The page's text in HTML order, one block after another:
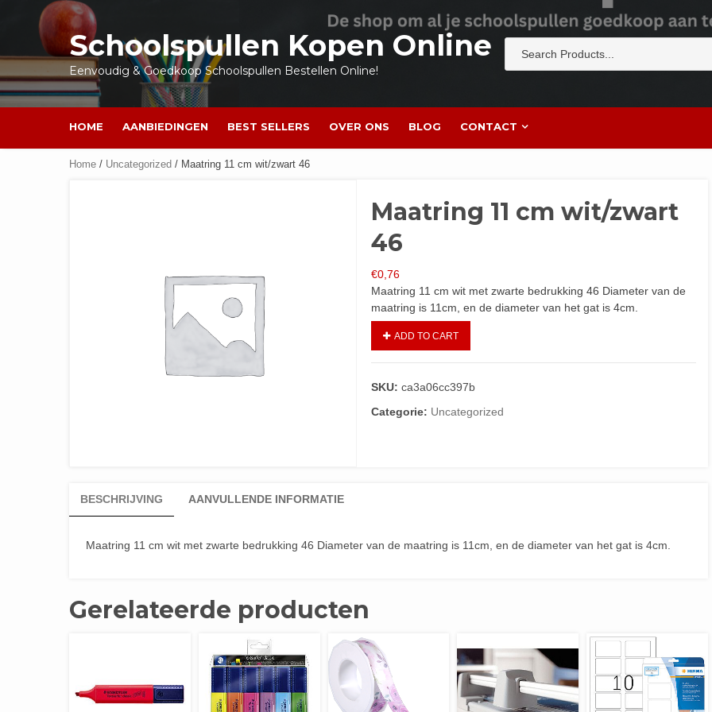
inhoud
Schoolspullen Kopen Online
Eenvoudig & Goedkoop Schoolspullen Bestellen Online!
HOME AANBIEDINGEN BEST SELLERS OVER ONS BLOG CONTACT
Home / Uncategorized / Maatring 11 cm wit/zwart 46
Maatring 11 cm wit/zwart
46
€0,76
Maatring 11 cm wit met zwarte bedrukking 46 Diameter van de
maatring is 11cm, en de diameter van het gat is 4cm.
ADD TO CART
SKU: ca3a06cc397b
Categorie: Uncategorized
BESCHRIJVING AANVULLENDE INFORMATIE
Maatring 11 cm wit met zwarte bedrukking 46 Diameter van de maatring is 11cm, en de diameter van het gat is 4cm.
Gerelateerde producten